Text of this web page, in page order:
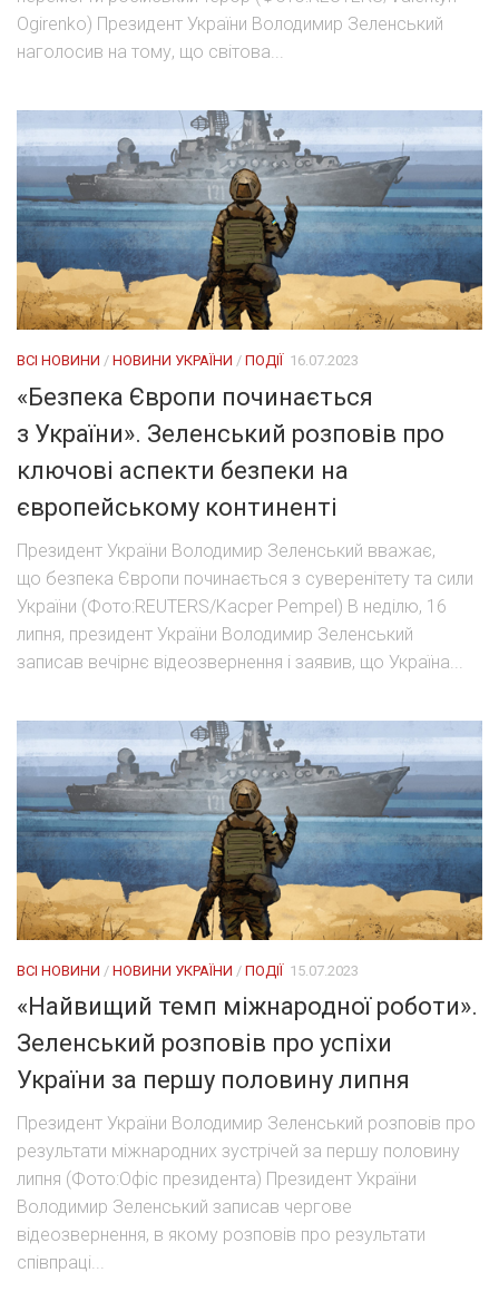
Ogirenko) Президент України Володимир Зеленський
наголосив на тому, що світова...
ВСІ НОВИНИ / НОВИНИ УКРАЇНИ / ПОДІЇ 16.07.2023
«Безпека Європи починається
з України». Зеленський розповів про
ключові аспекти безпеки на
європейському континенті
Президент України Володимир Зеленський вважає,
що безпека Європи починається з суверенітету та сили
України (Фото:REUTERS/Kacper Pempel) В неділю, 16
липня, президент України Володимир Зеленський
записав вечірнє відеозвернення і заявив, що Україна...
ВСІ НОВИНИ / НОВИНИ УКРАЇНИ / ПОДІЇ 15.07.2023
«Найвищий темп міжнародної роботи».
Зеленський розповів про успіхи
України за першу половину липня
Президент України Володимир Зеленський розповів про
результати міжнародних зустрічей за першу половину
липня (Фото:Офіс президента) Президент України
Володимир Зеленський записав чергове
відеозвернення, в якому розповів про результати
співпраці...